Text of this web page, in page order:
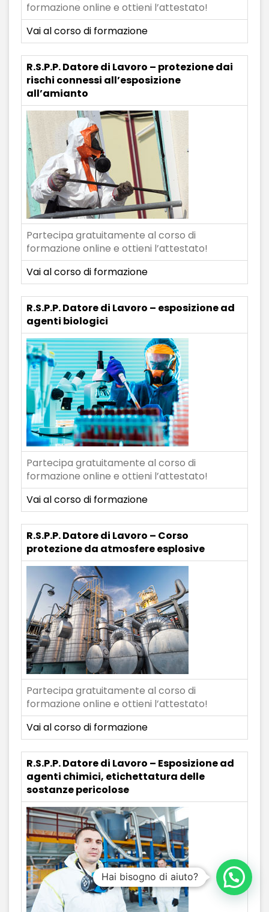
formazione online e ottieni l’attestato!
Vai al corso di formazione
R.S.P.P. Datore di Lavoro – protezione dai
rischi connessi all’esposizione
all’amianto
Partecipa gratuitamente al corso di
formazione online e ottieni l’attestato!
Vai al corso di formazione
R.S.P.P. Datore di Lavoro – esposizione ad
agenti biologici
Partecipa gratuitamente al corso di
formazione online e ottieni l’attestato!
Vai al corso di formazione
R.S.P.P. Datore di Lavoro – Corso
protezione da atmosfere esplosive
Partecipa gratuitamente al corso di
formazione online e ottieni l’attestato!
Vai al corso di formazione
R.S.P.P. Datore di Lavoro – Esposizione ad
agenti chimici, etichettatura delle
sostanze pericolose
Hai bisogno di aiuto?